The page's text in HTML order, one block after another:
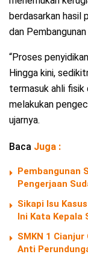
berdasarkan hasil
dan
“Proses
Hingga kini,
termasuk ahli fisik
melakukan
ujarnya.
Baca Juga :
Pembangunan
Pengerjaan
Sikapi Isu
Ini Kata Kepala
SMKN 1
Anti